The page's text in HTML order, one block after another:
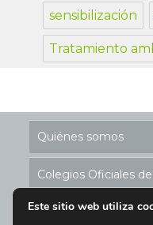
sensibilización
Tratamiento
Quiénes somos
Colegios Oficiales
Historia de los
Este sitio web utiliza